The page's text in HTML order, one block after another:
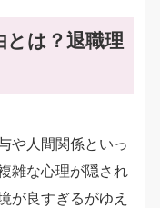
は？退職理
や人間関係といっ
雑な心理が隠され
が良すぎるがゆえ